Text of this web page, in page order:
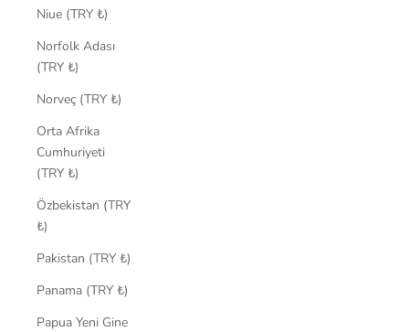
Niue (TRY ₺)
Norfolk Adası
(TRY ₺)
Norveç (TRY ₺)
Orta Afrika
Cumhuriyeti
(TRY ₺)
Özbekistan (TRY
₺)
Pakistan (TRY ₺)
Panama (TRY ₺)
Papua Yeni Gine